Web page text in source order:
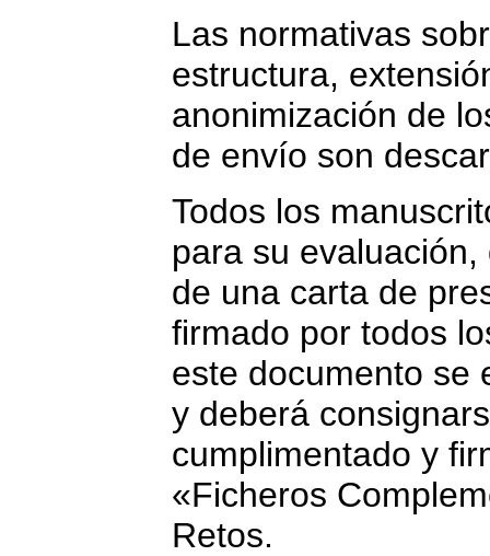
Las normativas
estructura,
anonimización de
de envío son
Todos los
para su
de una carta de
firmado por todos
este documento se
y deberá
cumplimentado y
«Ficheros
Retos.